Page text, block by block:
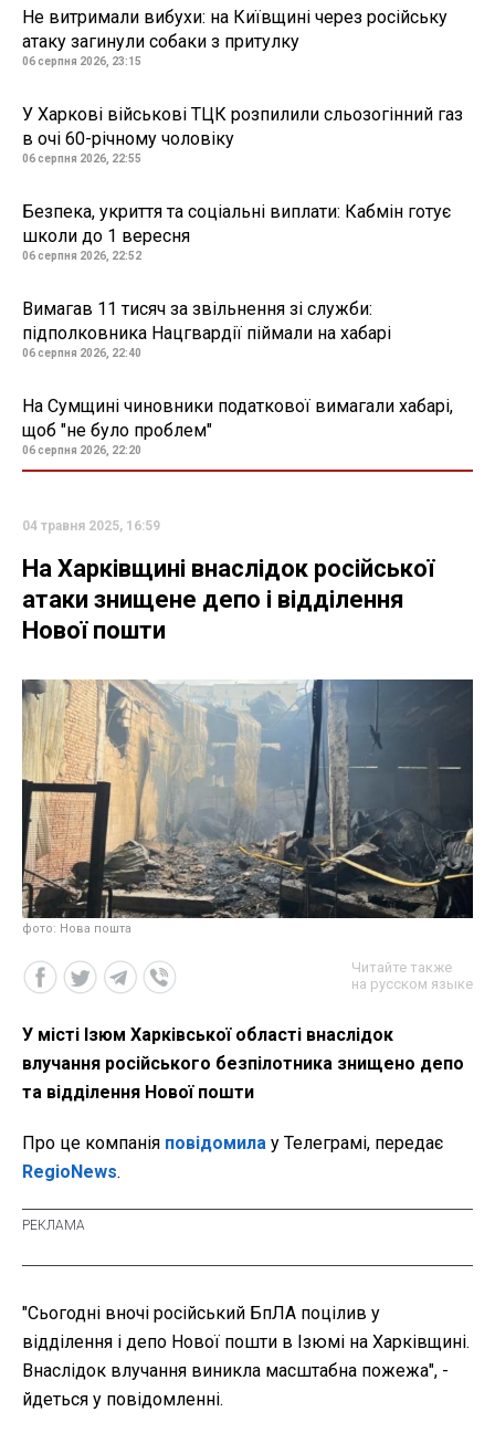
Не витримали вибухи: на Київщині через російську
атаку загинули собаки з притулку
06 серпня 2026, 23:15
У Харкові військові ТЦК розпилили сльозогінний газ
в очі 60-річному чоловіку
06 серпня 2026, 22:55
Безпека, укриття та соціальні виплати: Кабмін готує
школи до 1 вересня
06 серпня 2026, 22:52
Вимагав 11 тисяч за звільнення зі служби:
підполковника Нацгвардії піймали на хабарі
06 серпня 2026, 22:40
На Сумщині чиновники податкової вимагали хабарі,
щоб "не було проблем"
06 серпня 2026, 22:20
04 травня 2025, 16:59
На Харківщині внаслідок російської
атаки знищене депо і відділення
Нової пошти
фото: Нова пошта
Читайте также
на русском языке
У місті Ізюм Харківської області внаслідок
влучання російського безпілотника знищено депо
та відділення Нової пошти
Про це компанія повідомила у Телеграмі, передає
RegioNews.
"Сьогодні вночі російський БпЛА поцілив у
відділення і депо Нової пошти в Ізюмі на Харківщині.
Внаслідок влучання виникла масштабна пожежа", -
йдеться у повідомленні.